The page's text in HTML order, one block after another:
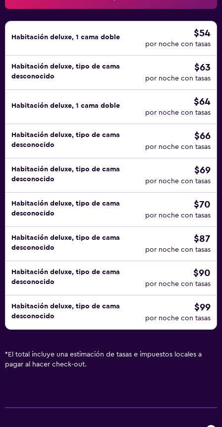
Habitación deluxe, 1 cama doble $54
por noche con tasas
Habitación deluxe, tipo de cama
desconocido
$63
por noche con tasas
Habitación deluxe, 1 cama doble $64
por noche con tasas
Habitación deluxe, tipo de cama
desconocido
$66
por noche con tasas
Habitación deluxe, tipo de cama
desconocido
$69
por noche con tasas
Habitación deluxe, tipo de cama
desconocido
$70
por noche con tasas
Habitación deluxe, tipo de cama
desconocido
$87
por noche con tasas
Habitación deluxe, tipo de cama
desconocido
$90
por noche con tasas
Habitación deluxe, tipo de cama
desconocido
$99
por noche con tasas
* El total incluye una estimación de tasas e impuestos locales a
pagar al hacer check-out.